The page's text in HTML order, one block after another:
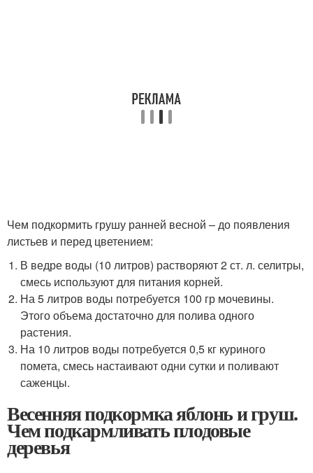
Чем подкормить грушу ранней весной – до появления
листьев и перед цветением:
В ведре воды (10 литров) растворяют 2 ст. л. селитры,
смесь используют для питания корней.
На 5 литров воды потребуется 100 гр мочевины.
Этого объема достаточно для полива одного
растения.
На 10 литров воды потребуется 0,5 кг куриного
помета, смесь настаивают одни сутки и поливают
саженцы.
Весенняя подкормка яблонь и груш.
Чем подкармливать плодовые
деревья